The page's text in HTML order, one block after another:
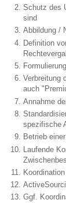
Schutz des
sind
Abbildung /
Definition
Verbreitung
auch
Annahme
spezifische
Betrieb
Laufende
Ggf.